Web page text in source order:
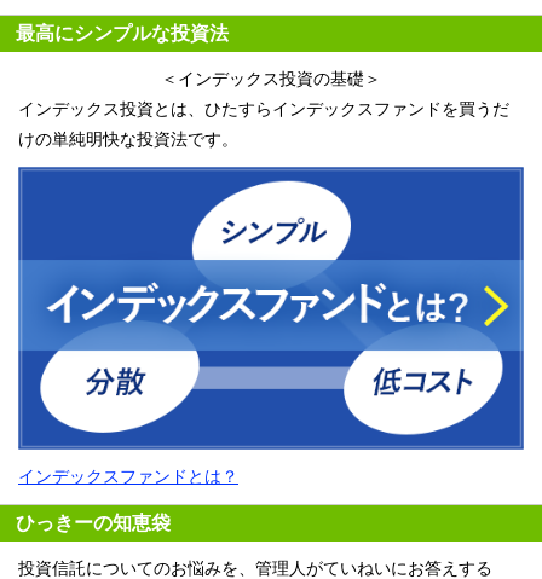
最高にシンプルな投資法
＜インデックス投資の基礎＞
インデックス投資とは、ひたすらインデックスファンドを買うだ
けの単純明快な投資法です。
インデックスファンドとは？
ひっきーの知恵袋
投資信託についてのお悩みを、管理人がていねいにお答えする